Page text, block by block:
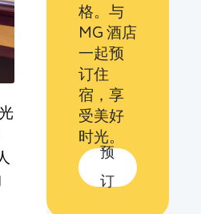
格。与
MG 酒店
一起预
订住
宿，享
受美好
时光。
预
订